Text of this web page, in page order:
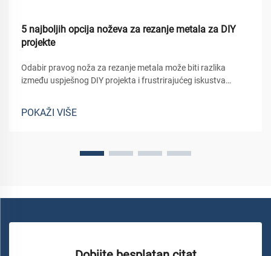
5 najboljih opcija noževa za rezanje metala za DIY
projekte
Odabir pravog noža za rezanje metala može biti razlika
između uspješnog DIY projekta i frustrirajućeg iskustva
radite na obnovi kuće, izradi prilagođenih metalnih
konstrukcija ili rješavanju...
POKAŽI VIŠE